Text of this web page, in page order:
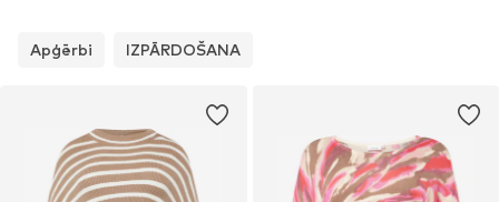
Apģērbi IZPĀRDOŠANA